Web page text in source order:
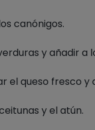
canónigos.
y añadir a
el queso fresco y
y el atún.